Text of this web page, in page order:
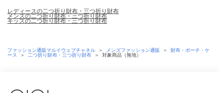
レディースの二つ折り財布・三つ折り財布
メンズの二つ折り財布・三つ折り財布
キッズの二つ折り財布・三つ折り財布
ファッション通販マルイウェブチャネル ＞ メンズファッション通販 ＞
財布・ポーチ・ケ
ース
＞ 二つ折り財布・三つ折り財布 ＞ 対象商品（無地）